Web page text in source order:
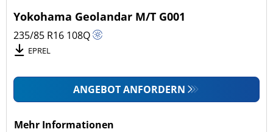
Yokohama Geolandar M/T G001
235/85 R16 108Q
EPREL
ANGEBOT ANFORDERN
Mehr Informationen